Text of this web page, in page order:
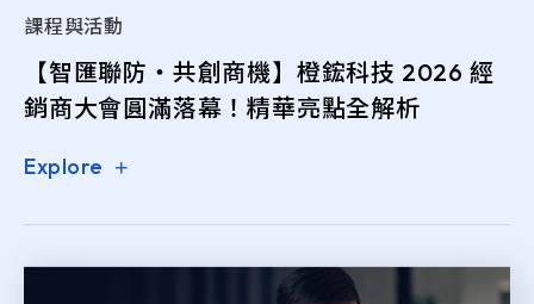
課程與活動
【智匯聯防・共創商機】橙鋐科技 2026 經
銷商大會圓滿落幕！精華亮點全解析
Explore